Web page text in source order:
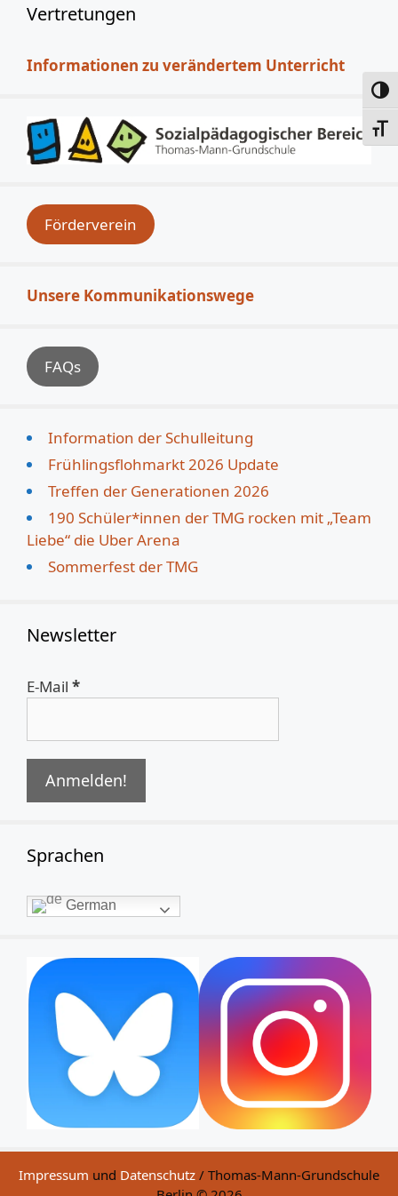
Vertretungen
Informationen zu verändertem Unterricht
Förderverein
Unsere Kommunikationswege
FAQs
Information der Schulleitung
Frühlingsflohmarkt 2026 Update
Treffen der Generationen 2026
190 Schüler*innen der TMG rocken mit „Team
Liebe“ die Uber Arena
Sommerfest der TMG
Newsletter
E-Mail *
Sprachen
German
Impressum und Datenschutz / Thomas-Mann-Grundschule